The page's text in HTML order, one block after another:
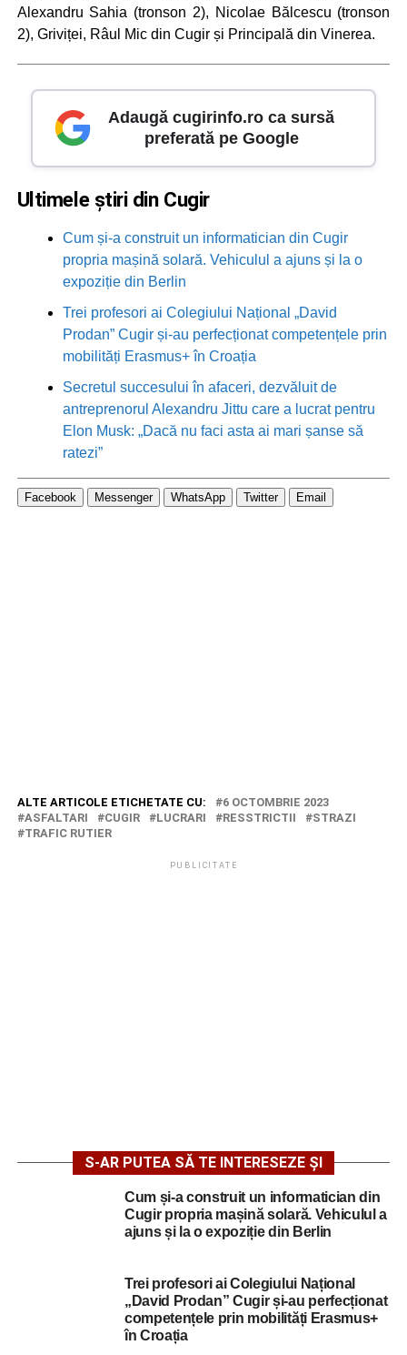
Alexandru Sahia (tronson 2), Nicolae Bălcescu (tronson
2), Griviței, Râul Mic din Cugir și Principală din Vinerea.
Adaugă cugirinfo.ro ca sursă
preferată pe Google
Ultimele știri din Cugir
Cum și-a construit un informatician din Cugir
propria mașină solară. Vehiculul a ajuns și la o
expoziție din Berlin
Trei profesori ai Colegiului Național „David
Prodan” Cugir și-au perfecționat competențele prin
mobilități Erasmus+ în Croația
Secretul succesului în afaceri, dezvăluit de
antreprenorul Alexandru Jittu care a lucrat pentru
Elon Musk: „Dacă nu faci asta ai mari șanse să
ratezi”
Facebook Messenger WhatsApp Twitter Email
ALTE ARTICOLE ETICHETATE CU:
6 OCTOMBRIE 2023
ASFALTARI
CUGIR LUCRARI RESSTRICTII
STRAZI
TRAFIC RUTIER
PUBLICITATE
S-AR PUTEA SĂ TE INTERESEZE ȘI
Cum și-a construit un informatician din
Cugir propria mașină solară. Vehiculul a
ajuns și la o expoziție din Berlin
Trei profesori ai Colegiului Național
„David Prodan” Cugir și-au perfecționat
competențele prin mobilități Erasmus+
în Croația